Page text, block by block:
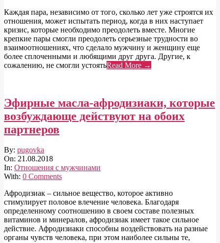
Каждая пара, независимо от того, сколько лет уже строятся их
отношения, может испытать период, когда в них наступает
кризис, которые необходимо преодолеть вместе. Многие
крепкие пары смогли преодолеть серьезные трудности во
взаимоотношениях, что сделало мужчину и женщину еще
более сплоченными и любящими друг друга. Другие, к
сожалению, не смогли устоятьRead More →
Эфирные масла-афродизиаки, которые
возбуждающе действуют на обоих
партнеров
2018-
08-
21
By: pugovka
On: 21.08.2018
In: Отношения с мужчинами
With: 0 Comments
Афродизиак – сильное вещество, которое активно
стимулирует половое влечение человека. Благодаря
определенному соотношению в своем составе полезных
витаминов и минералов, афродизиак имеет такое сильное
действие. Афродизиаки способны воздействовать на разные
органы чувств человека, при этом наиболее сильны те,